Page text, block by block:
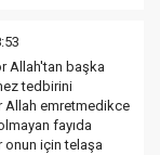
Allah'tan başka
tedbirini
Allah emretmedikce
fayıda
onun için telaşa